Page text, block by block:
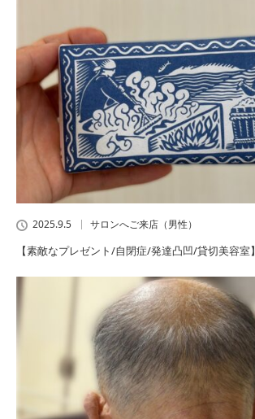
2025.9.5 サロンへご来店（男性）
【素敵なプレゼント/自閉症/発達凸凹/貸切美容室】